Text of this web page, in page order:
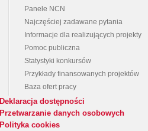
Panele NCN
Najczęściej zadawane pytania
Informacje dla realizujących projekty
Pomoc publiczna
Statystyki konkursów
Przykłady finansowanych projektów
Baza ofert pracy
Deklaracja dostępności
Przetwarzanie danych osobowych
Polityka cookies